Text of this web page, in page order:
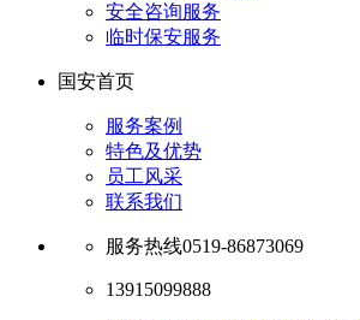
安全咨询服务
临时保安服务
国安首页
服务案例
特色及优势
员工风采
联系我们
服务热线0519-86873069
13915099888